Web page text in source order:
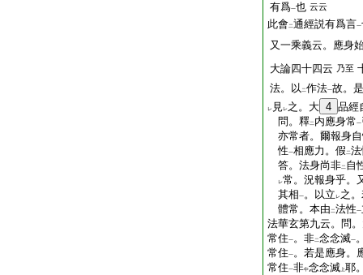
有爲一也 云云
此會二通經説有爲言一
又一乘義云。應身
大論四十四云 乃至
法。以 二作法一故。
レ 見レ之。大 4 品經
問。釋二 内應身常一
亦常者。爾報身
性一相應力。假 二
答。法身尚非二 自
レ常。況報身乎。
其相一。以立 レ之
體常。本由 二法性一
法華玄第九云。問
常住一。非二念念滅一
常住一。若是應身。
常住一非中念念滅 上耶